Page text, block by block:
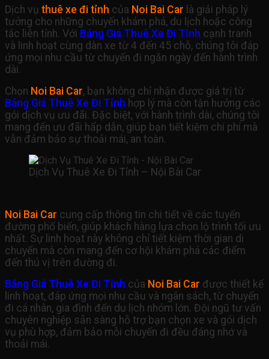
Dịch vụ thuê xe đi tỉnh của Noi Bai Car là giải pháp lý
tưởng cho những chuyến khám phá, du lịch hoặc công
tác liên tỉnh. Với Bảng Giá Thuê Xe Đi Tỉnh cạnh tranh
và linh hoạt cùng dàn xe từ 4 đến 45 chỗ, chúng tôi đáp
ứng mọi nhu cầu từ chuyến đi ngắn ngày đến hành trình
dài.
Chọn Noi Bai Car, bạn không chỉ nhận được giá trị từ
Bảng Giá Thuê Xe Đi Tỉnh hợp lý mà còn tận hưởng các
gói dịch vụ ưu đãi. Đặc biệt, với hành trình dài, chúng tôi
mang đến ưu đãi hấp dẫn, giúp bạn tiết kiệm chi phí mà
vẫn đảm bảo sự thoải mái, an toàn.
Dịch Vụ Thuê Xe Đi Tỉnh – Nội Bài Car
Noi Bai Car cung cấp thông tin chi tiết về các tuyến
đường phổ biến, giúp khách hàng lựa chọn lộ trình tối ưu
nhất. Sự linh hoạt này không chỉ tiết kiệm thời gian di
chuyển mà còn mang đến cơ hội khám phá các điểm
đến thú vị trên đường đi.
Bảng Giá Thuê Xe Đi Tỉnh của Noi Bai Car được thiết kế
linh hoạt, đáp ứng mọi nhu cầu và ngân sách, từ chuyến
đi cá nhân, gia đình đến du lịch nhóm lớn. Đội ngũ tư vấn
chuyên nghiệp sẵn sàng hỗ trợ bạn chọn xe và gói dịch
vụ phù hợp, đảm bảo mỗi chuyến đi đều đáng nhớ và
thoải mái.